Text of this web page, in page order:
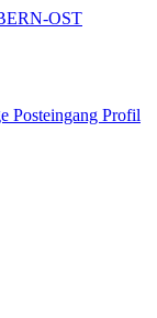
Posteingang Profil